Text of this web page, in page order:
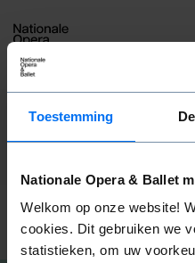
Toestemming
Nationale Opera & Ballet
Welkom op onze website!
cookies. Dit gebruiken we
statistieken, om uw
OFF
Ook interessant voor u